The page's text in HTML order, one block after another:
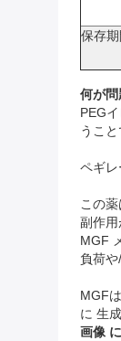
保存期
何が
PEG
うこと
ペギ
この
副作用
MGF
負荷
MGF
に 生
画像